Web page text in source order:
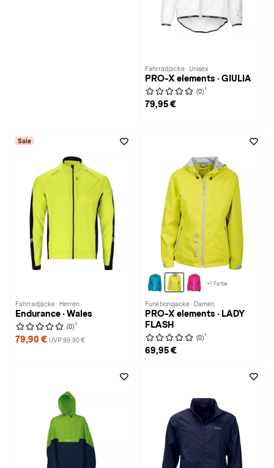
Fahrradjacke · Unisex
PRO-X elements · GIULIA
(0) 1
79,95 €
Sale
Fahrradjacke · Herren
Endurance · Wales
(0) 1
79,90 € UVP 99,90 €
+1 Farbe
Funktionsjacke · Damen
PRO-X elements · LADY
FLASH
(0) 1
69,95 €